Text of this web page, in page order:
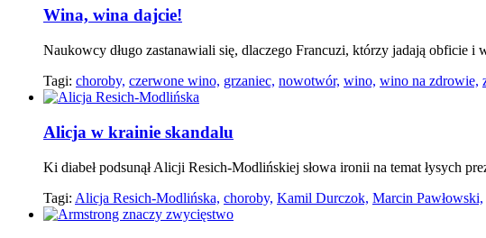
Wina, wina dajcie!
Naukowcy długo zastanawiali się, dlaczego Francuzi, którzy jadają obficie i
Tagi: choroby, czerwone wino, grzaniec, nowotwór, wino, wino na zdrowie,
Alicja w krainie skandalu
Ki diabeł podsunął Alicji Resich-Modlińskiej słowa ironii na temat łysych
Tagi: Alicja Resich-Modlińska, choroby, Kamil Durczok, Marcin Pawłowski,